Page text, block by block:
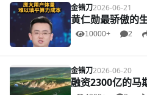
金错刀2026-06-21
黄仁勋最骄傲的
10000+ 2
金错刀2026-06-20
融资2300亿的马